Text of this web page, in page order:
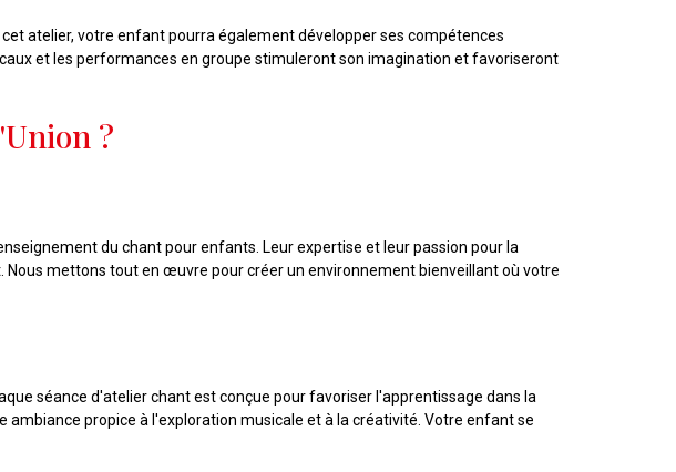
atelier, votre enfant pourra également développer ses compétences
et les performances en groupe stimuleront son imagination et favoriseront
?
du chant pour enfants. Leur expertise et leur passion pour la
mettons tout en œuvre pour créer un environnement bienveillant où votre
séance d'atelier chant est conçue pour favoriser l'apprentissage dans la
propice à l'exploration musicale et à la créativité. Votre enfant se